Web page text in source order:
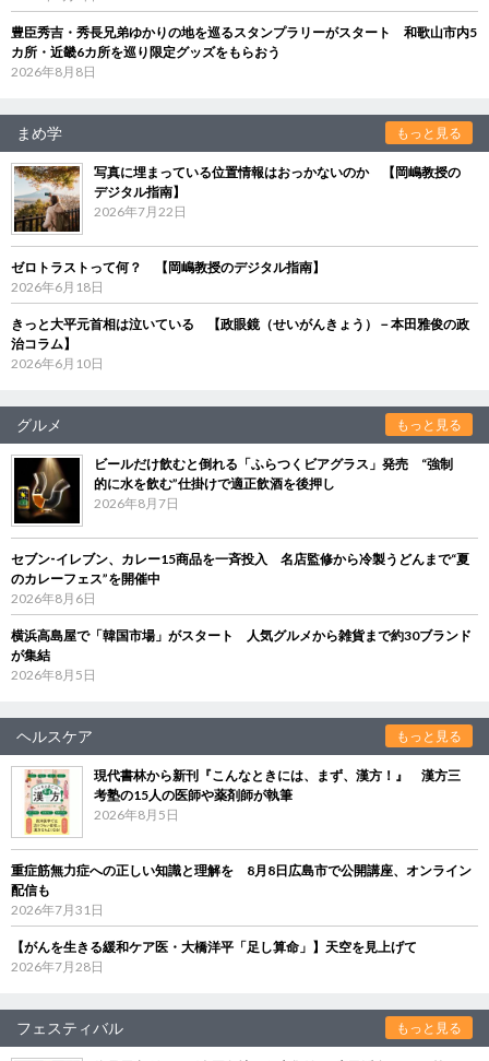
豊臣秀吉・秀長兄弟ゆかりの地を巡るスタンプラリーがスタート 和歌山市内5
カ所・近畿6カ所を巡り限定グッズをもらおう
2026年8月8日
まめ学 もっと見る
写真に埋まっている位置情報はおっかないのか 【岡嶋教授の
デジタル指南】
2026年7月22日
ゼロトラストって何？ 【岡嶋教授のデジタル指南】
2026年6月18日
きっと大平元首相は泣いている 【政眼鏡（せいがんきょう）－本田雅俊の政
治コラム】
2026年6月10日
グルメ もっと見る
ビールだけ飲むと倒れる「ふらつくビアグラス」発売 “強制
的に水を飲む”仕掛けで適正飲酒を後押し
2026年8月7日
セブン‐イレブン、カレー15商品を一斉投入 名店監修から冷製うどんまで“夏
のカレーフェス”を開催中
2026年8月6日
横浜高島屋で「韓国市場」がスタート 人気グルメから雑貨まで約30ブランド
が集結
2026年8月5日
ヘルスケア もっと見る
現代書林から新刊『こんなときには、まず、漢方！』 漢方三
考塾の15人の医師や薬剤師が執筆
2026年8月5日
重症筋無力症への正しい知識と理解を 8月8日広島市で公開講座、オンライン
配信も
2026年7月31日
【がんを生きる緩和ケア医・大橋洋平「足し算命」】天空を見上げて
2026年7月28日
フェスティバル もっと見る